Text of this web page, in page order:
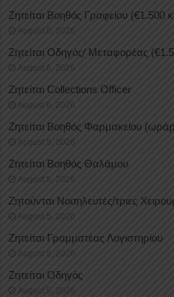
Ζητείται Βοηθός Γραφείου (€1.500
August 6, 2026
Ζητείται Οδηγός/ Μεταφορέας
August 6, 2026
Ζητείται Collections Officer
August 6, 2026
Ζητείται Βοηθός Φαρμακείου
August 5, 2026
Ζητείται Βοηθός Θαλάμου
August 5, 2026
Ζητούνται Νοσηλευτές/τριες
August 5, 2026
Ζητείται Γραμματέας Λογιστηρίου
August 5, 2026
Ζητείται Οδηγός
August 5, 2026